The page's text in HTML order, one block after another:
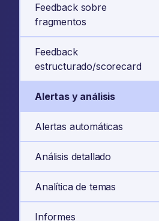
Feedback sobre
fragmentos
Feedback
estructurado/scorecard
Alertas y análisis
Alertas automáticas
Análisis detallado
Analítica de temas
Informes